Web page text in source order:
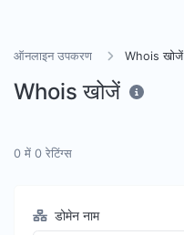
ऑनलाइन उपकरण Whois खोजें
Whois खोजें
0 में 0 रेटिंग्स
डोमेन नाम